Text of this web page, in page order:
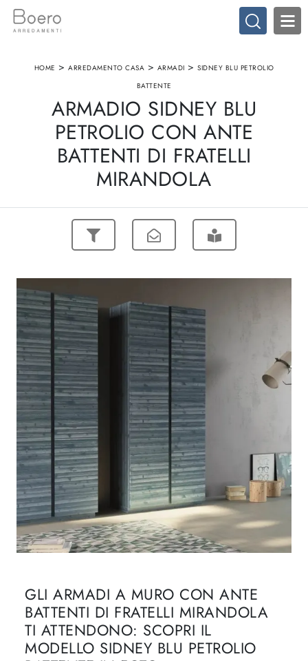
HOME > ARREDAMENTO CASA > ARMADI > SIDNEY BLU PETROLIO
BATTENTE
ARMADIO SIDNEY BLU
PETROLIO CON ANTE
BATTENTI DI FRATELLI
MIRANDOLA
GLI ARMADI A MURO CON ANTE
BATTENTI DI FRATELLI MIRANDOLA
TI ATTENDONO: SCOPRI IL
MODELLO SIDNEY BLU PETROLIO